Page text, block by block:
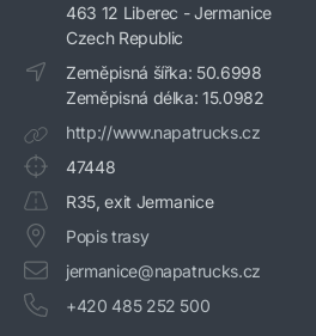
463 12 Liberec - Jermanice
Czech Republic
Zeměpisná šířka: 50.6998
Zeměpisná délka: 15.0982
http://www.napatrucks.cz
47448
R35, exit Jermanice
Popis trasy
jermanice@napatrucks.cz
+420 485 252 500